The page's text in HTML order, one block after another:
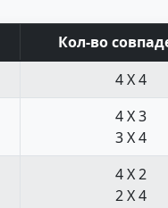
Кол-во совпад
4 X 4
4 X 3
3 X 4
4 X 2
2 X 4